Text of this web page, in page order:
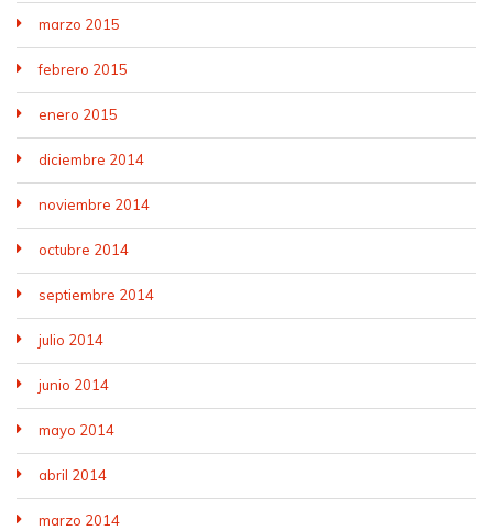
marzo 2015
febrero 2015
enero 2015
diciembre 2014
noviembre 2014
octubre 2014
septiembre 2014
julio 2014
junio 2014
mayo 2014
abril 2014
marzo 2014